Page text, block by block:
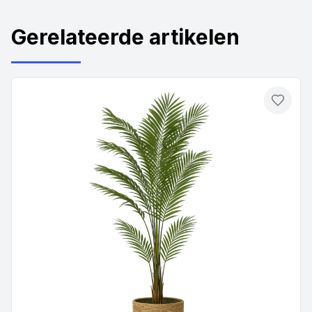
Gerelateerde artikelen